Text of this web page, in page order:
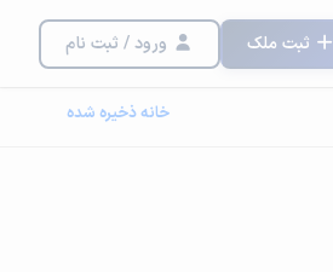
ثبت ملک ورود / ثبت نام
خانه ذخیره شده